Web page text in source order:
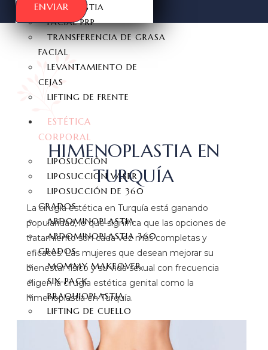
OTOPLASTIA
FACIAL PRP
TRANSFERENCIA DE GRASA
FACIAL
LEVANTAMIENTO DE
CEJAS
LIFTING DE FRENTE
ESTÉTICA
CORPORAL
LIPOSUCCIÓN
LIPOSUCCION VASER
LIPOSUCCIÓN DE 360
GRADOS
ABDOMINOPLASTIA
ABDOMINOPLASTIA 360
GRADOS
MOMMY MAKEOVER
SIX-PACK
BRAQUIOPLASTIA
LIFTING DE CUELLO
LIFTING DE MUSLOS
LEVANTAMIENTO DE
ENVIAR
HIMENOPLASTIA EN
TURQUÍA
La cirugía estética en Turquía está ganando
popularidad, lo que significa que las opciones de
tratamiento son cada vez más completas y
eficaces. Las mujeres que desean mejorar su
bienestar físico y su vida sexual con frecuencia
eligen la cirugía estética genital como la
himenoplastia en Turquía.